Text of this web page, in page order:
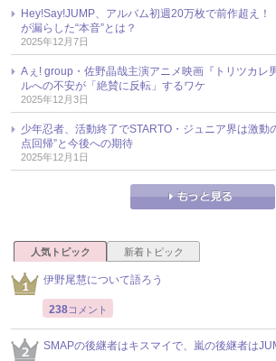
Hey!Say!JUMP、アルバム初週20万枚で前作超え
が漏らした“本音”とは？
2025年12月7日
Aぇ! group・佐野晶哉主演アニメ映画『トリツカレ
ルへの不安が「絶賛に反転」するワケ
2025年12月3日
少年忍者、活動終了でSTARTO・ジュニア界は激動
点回帰”と今後への期待
2025年12月1日
人気トピック 新着トピック
伊野尾慧について語ろう
238コメント
SMAPの後継者はキスマイで、嵐の後継者は